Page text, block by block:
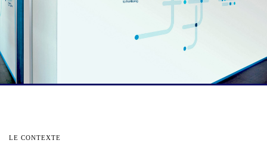
LE CONTEXTE